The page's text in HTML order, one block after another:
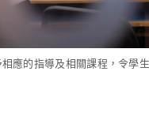
應的指導及相關課程，令學